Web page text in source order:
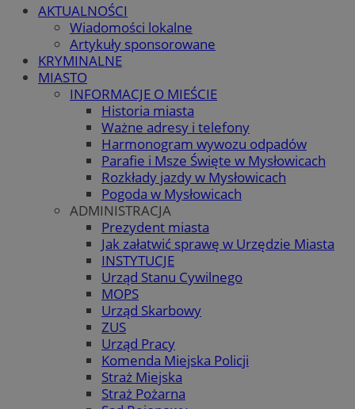
AKTUALNOŚCI
Wiadomości lokalne
Artykuły sponsorowane
KRYMINALNE
MIASTO
INFORMACJE O MIEŚCIE
Historia miasta
Ważne adresy i telefony
Harmonogram wywozu odpadów
Parafie i Msze Święte w Mysłowicach
Rozkłady jazdy w Mysłowicach
Pogoda w Mysłowicach
ADMINISTRACJA
Prezydent miasta
Jak załatwić sprawę w Urzędzie Miasta
INSTYTUCJE
Urząd Stanu Cywilnego
MOPS
Urząd Skarbowy
ZUS
Urząd Pracy
Komenda Miejska Policji
Straż Miejska
Straż Pożarna